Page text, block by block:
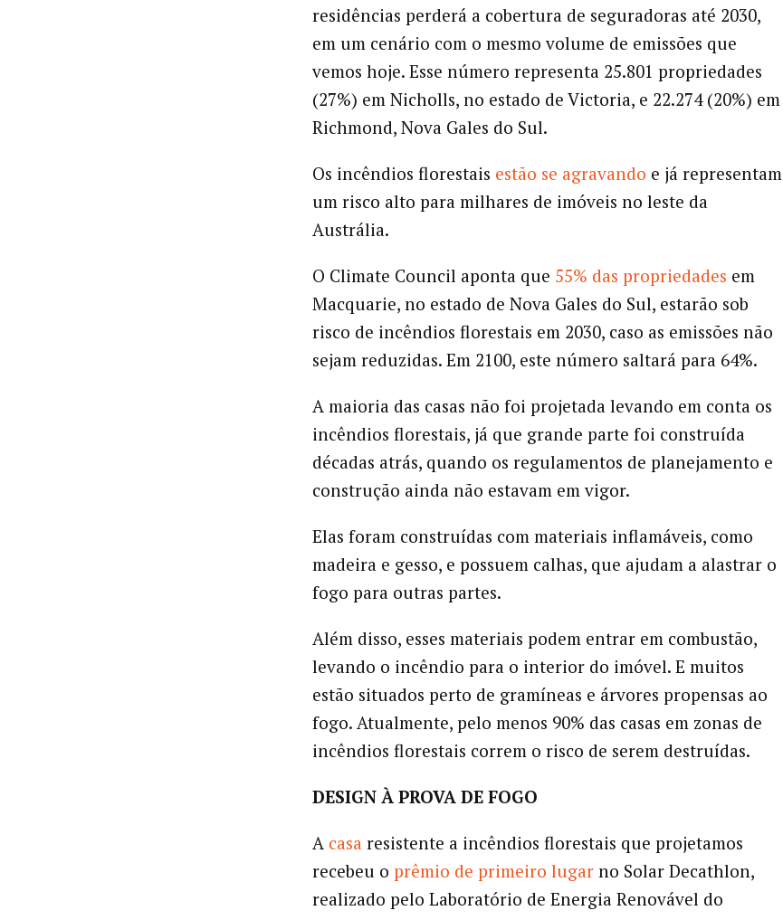
residências perderá a cobertura de seguradoras até 2030,
em um cenário com o mesmo volume de emissões que
vemos hoje. Esse número representa 25.801 propriedades
(27%) em Nicholls, no estado de Victoria, e 22.274 (20%) em
Richmond, Nova Gales do Sul.
Os incêndios florestais estão se agravando e já representam
um risco alto para milhares de imóveis no leste da
Austrália.
O Climate Council aponta que 55% das propriedades em
Macquarie, no estado de Nova Gales do Sul, estarão sob
risco de incêndios florestais em 2030, caso as emissões não
sejam reduzidas. Em 2100, este número saltará para 64%.
A maioria das casas não foi projetada levando em conta os
incêndios florestais, já que grande parte foi construída
décadas atrás, quando os regulamentos de planejamento e
construção ainda não estavam em vigor.
Elas foram construídas com materiais inflamáveis, como
madeira e gesso, e possuem calhas, que ajudam a alastrar o
fogo para outras partes.
Além disso, esses materiais podem entrar em combustão,
levando o incêndio para o interior do imóvel. E muitos
estão situados perto de gramíneas e árvores propensas ao
fogo. Atualmente, pelo menos 90% das casas em zonas de
incêndios florestais correm o risco de serem destruídas.
DESIGN À PROVA DE FOGO
A casaresistente a incêndios florestais que projetamos
recebeu o prêmio de primeiro lugarno Solar Decathlon,
realizado pelo Laboratório de Energia Renovável do